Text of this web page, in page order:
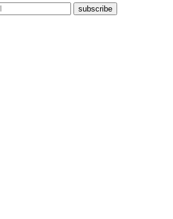
subscribe